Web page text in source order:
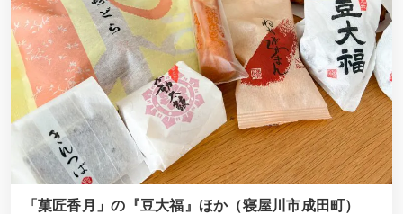
「菓匠香月」の『豆大福』ほか（寝屋川市成田町）